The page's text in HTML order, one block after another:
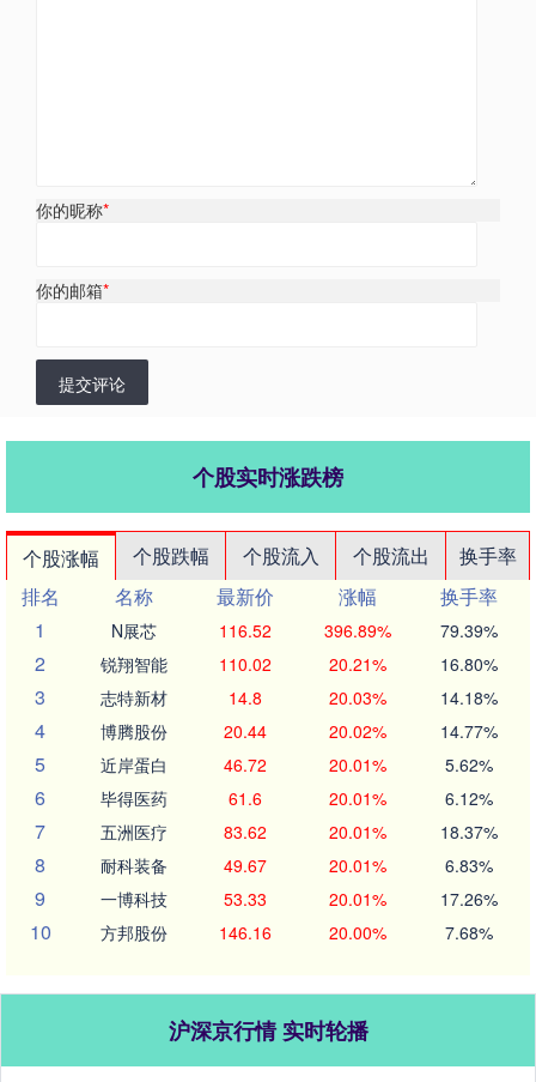
你的昵称*
你的邮箱*
提交评论
个股实时涨跌榜
个股涨幅 个股跌幅 个股流入 个股流出
换手率
排名
名称 最新价 涨幅
换手率
1
N展芯 116.52 396.89% 79.39%
2 锐翔智能 110.02 20.21% 16.80%
3 志特新材 14.8 20.03% 14.18%
4 博腾股份 20.44 20.02% 14.77%
5 近岸蛋白 46.72 20.01% 5.62%
6 毕得医药 61.6 20.01% 6.12%
7 五洲医疗 83.62 20.01% 18.37%
8 耐科装备 49.67 20.01% 6.83%
9 一博科技 53.33 20.01% 17.26%
10 方邦股份 146.16 20.00% 7.68%
沪深京行情 实时轮播